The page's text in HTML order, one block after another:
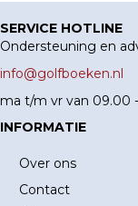
SERVICE HOTLINE
Ondersteuning en
info@golfboeken.nl
ma t/m vr van 09.00
INFORMATIE
Over ons
Contact